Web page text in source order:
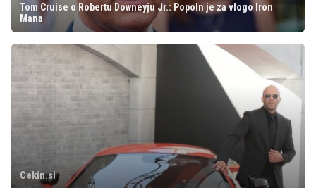
Tom Cruise o Robertu Downeyju Jr.: Popoln je za vlogo Iron
Mana
Cekin.si